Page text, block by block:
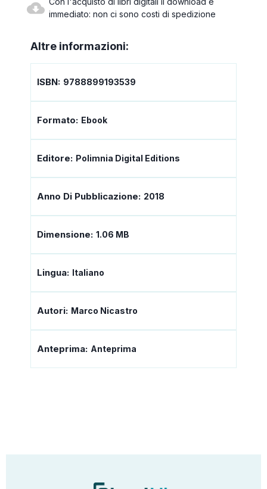
immediato: non ci sono costi di spedizione
Altre informazioni:
ISBN: 9788899193539
Formato: Ebook
Editore: Polimnia Digital Editions
Anno Di Pubblicazione: 2018
Dimensione: 1.06 MB
Lingua: Italiano
Autori: Marco Nicastro
Anteprima: Anteprima